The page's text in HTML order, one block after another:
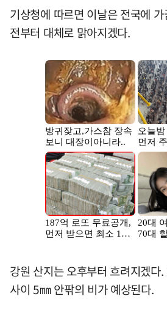
기상청에 따르면 이날은 전국에
전부터 대체로 맑아지겠다.
강원 산지는 오후부터 흐려지겠다
사이 5㎜ 안팎의 비가 예상된다.